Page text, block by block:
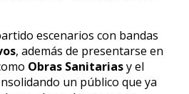
escenarios con bandas
, además de presentarse en
Obras Sanitariasy el
un público que ya